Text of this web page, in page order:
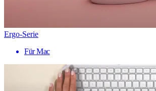
Ergo-Serie
Für Mac